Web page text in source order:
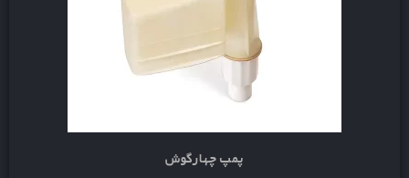
پمپ چهارگوش